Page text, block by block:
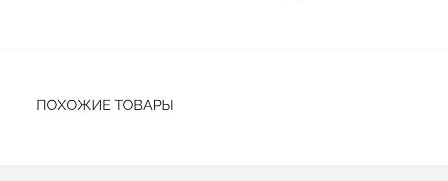
ПОХОЖИЕ ТОВАРЫ